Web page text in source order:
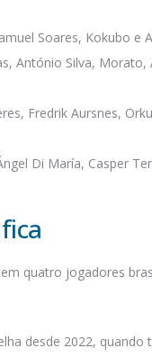
Soares, Kokubo e
António Silva,
Fredrik Aursnes,
Di María, Casper
quatro jogadores
desde 2022,